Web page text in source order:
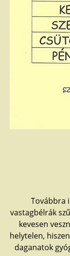
Továbbra
vastagbélrák
kevesen
helytelen,
daganatok